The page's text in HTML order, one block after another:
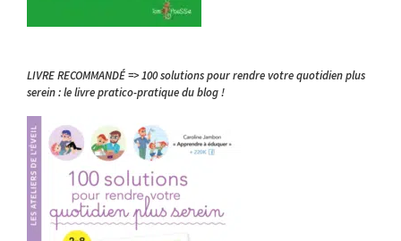
LIVRE RECOMMANDÉ => 100 solutions pour rendre votre quotidien plus
serein : le livre pratico-pratique du blog !